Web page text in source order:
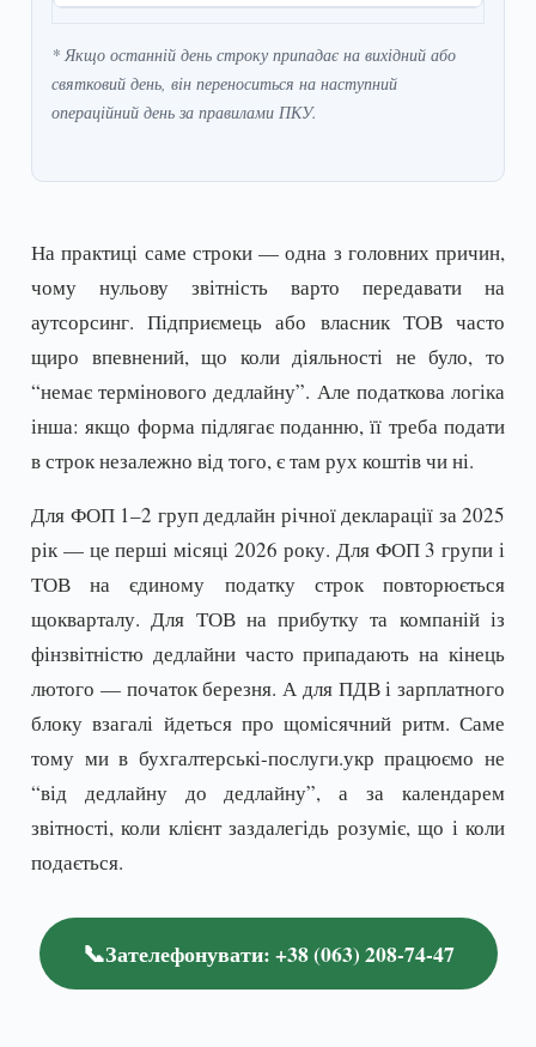
* Якщо останній день строку припадає на вихідний або
святковий день, він переноситься на наступний
операційний день за правилами ПКУ.
На практиці саме строки — одна з головних причин,
чому нульову звітність варто передавати на
аутсорсинг. Підприємець або власник ТОВ часто
щиро впевнений, що коли діяльності не було, то
“немає термінового дедлайну”. Але податкова логіка
інша: якщо форма підлягає поданню, її треба подати
в строк незалежно від того, є там рух коштів чи ні.
Для ФОП 1–2 груп дедлайн річної декларації за 2025
рік — це перші місяці 2026 року. Для ФОП 3 групи і
ТОВ на єдиному податку строк повторюється
щокварталу. Для ТОВ на прибутку та компаній із
фінзвітністю дедлайни часто припадають на кінець
лютого — початок березня. А для ПДВ і зарплатного
блоку взагалі йдеться про щомісячний ритм. Саме
тому ми в бухгалтерські-послуги.укр працюємо не
“від дедлайну до дедлайну”, а за календарем
звітності, коли клієнт заздалегідь розуміє, що і коли
подається.
📞Зателефонувати: +38 (063) 208-74-47